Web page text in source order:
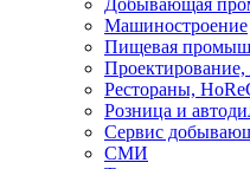
Добывающая
Машиностроение
Пищевая
Рестораны,
Розница и
Сервис
СМИ